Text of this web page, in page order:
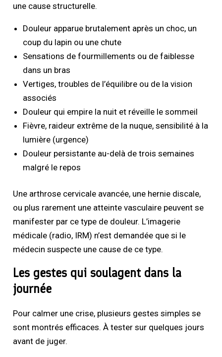
une cause structurelle.
Douleur apparue brutalement après un choc, un
coup du lapin ou une chute
Sensations de fourmillements ou de faiblesse
dans un bras
Vertiges, troubles de l’équilibre ou de la vision
associés
Douleur qui empire la nuit et réveille le sommeil
Fièvre, raideur extrême de la nuque, sensibilité à la
lumière (urgence)
Douleur persistante au-delà de trois semaines
malgré le repos
Une arthrose cervicale avancée, une hernie discale,
ou plus rarement une atteinte vasculaire peuvent se
manifester par ce type de douleur. L’imagerie
médicale (radio, IRM) n’est demandée que si le
médecin suspecte une cause de ce type.
Les gestes qui soulagent dans la
journée
Pour calmer une crise, plusieurs gestes simples se
sont montrés efficaces. À tester sur quelques jours
avant de juger.